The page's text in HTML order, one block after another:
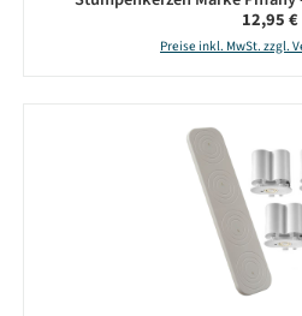
12,95 €
Preise inkl. MwSt. zzgl.